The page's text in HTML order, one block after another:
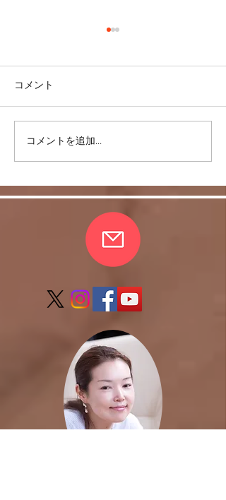
リバウンドを避けるに
は・・・
コメント
コメントを追加…